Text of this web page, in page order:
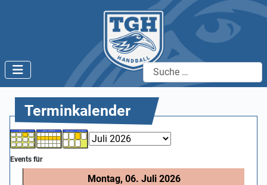
Suchen
Terminkalender
Events für
Montag, 06. Juli 2026